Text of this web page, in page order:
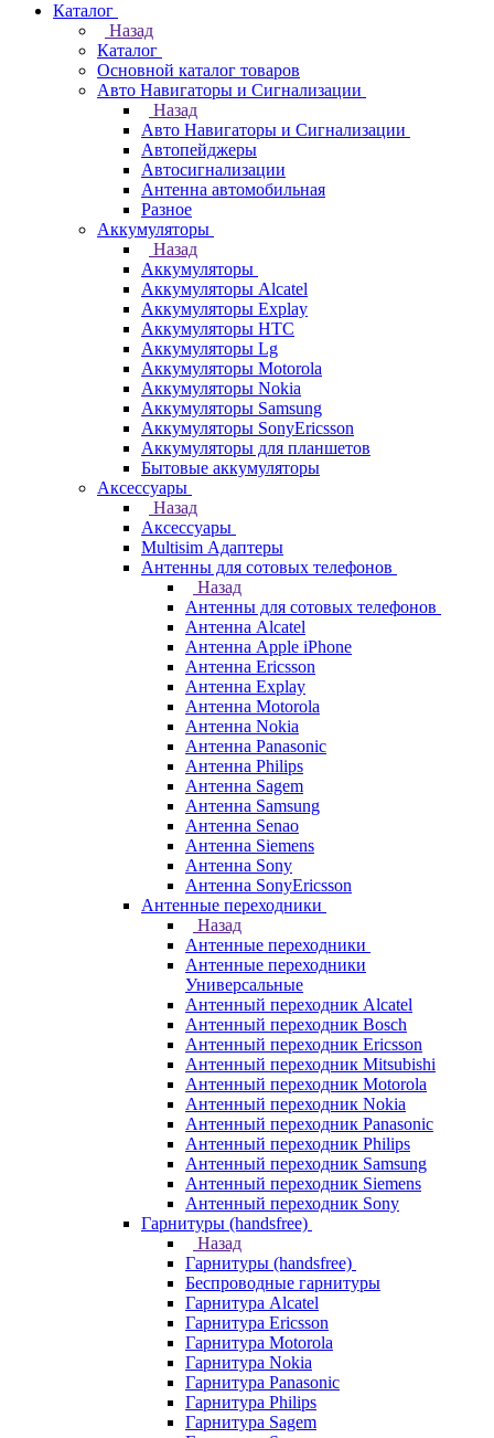
Каталог
Назад
Каталог
Основной каталог товаров
Авто Навигаторы и Сигнализации
Назад
Авто Навигаторы и Сигнализации
Автопейджеры
Автосигнализации
Антенна автомобильная
Разное
Аккумуляторы
Назад
Аккумуляторы
Аккумуляторы Alcatel
Аккумуляторы Explay
Аккумуляторы HTC
Аккумуляторы Lg
Аккумуляторы Motorola
Аккумуляторы Nokia
Аккумуляторы Samsung
Аккумуляторы SonyEricsson
Аккумуляторы для планшетов
Бытовые аккумуляторы
Аксессуары
Назад
Аксессуары
Multisim Адаптеры
Антенны для сотовых телефонов
Назад
Антенны для сотовых телефонов
Антенна Alcatel
Антенна Apple iPhone
Антенна Ericsson
Антенна Explay
Антенна Motorola
Антенна Nokia
Антенна Panasonic
Антенна Philips
Антенна Sagem
Антенна Samsung
Антенна Senao
Антенна Siemens
Антенна Sony
Антенна SonyEricsson
Антенные переходники
Назад
Антенные переходники
Антенные переходники
Универсальные
Антенный переходник Alcatel
Антенный переходник Bosch
Антенный переходник Ericsson
Антенный переходник Mitsubishi
Антенный переходник Motorola
Антенный переходник Nokia
Антенный переходник Panasonic
Антенный переходник Philips
Антенный переходник Samsung
Антенный переходник Siemens
Антенный переходник Sony
Гарнитуры (handsfree)
Назад
Гарнитуры (handsfree)
Беспроводные гарнитуры
Гарнитура Alcatel
Гарнитура Ericsson
Гарнитура Motorola
Гарнитура Nokia
Гарнитура Panasonic
Гарнитура Philips
Гарнитура Sagem